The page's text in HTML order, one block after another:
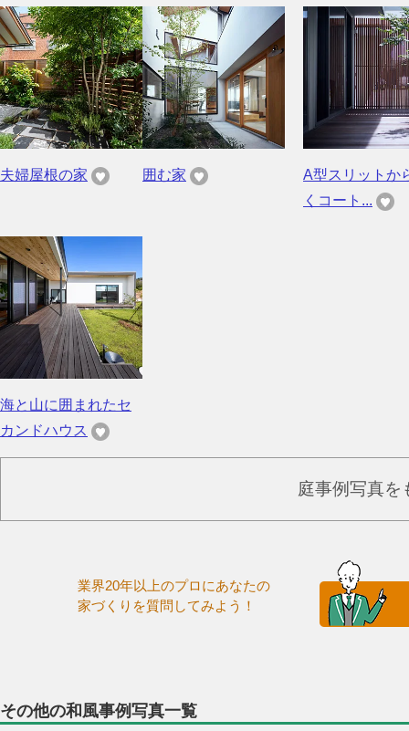
夫婦屋根の家 囲む家
A型スリットか
くコート...
海と山に囲まれたセ
カンドハウス
庭事例写真を
業界20年以上のプロにあなたの
家づくりを質問してみよう！
その他の和風事例写真一覧